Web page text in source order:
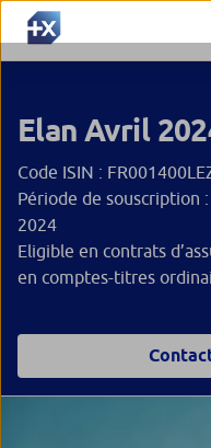
Elan Avril
Code ISIN :
Période de souscription
2024
Eligible en contrats
en comptes-titres